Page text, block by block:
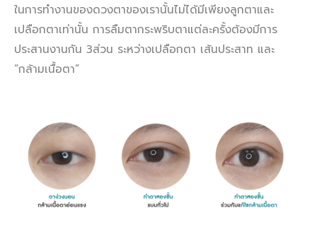
ในการทำงานของดวงตาของเรานั้นไม่ได้มีเพียงลูกตาและ
เปลือกตาเท่านั้น การลืมตากระพริบตาแต่ละครั้งต้องมีการ
ประสานงานกัน 3ส่วน ระหว่างเปลือกตา เส้นประสาท และ
“กล้ามเนื้อตา”